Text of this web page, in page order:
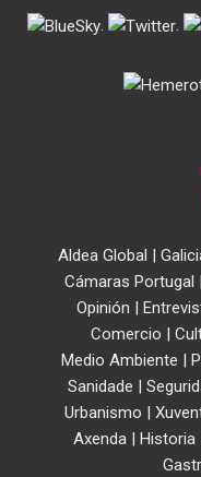
. .
Aldea Global |
Cámaras Portugal |
Opinión |
Comercio |
Medio Ambiente |
Sanidade |
Urbanismo |
Axenda| Historia